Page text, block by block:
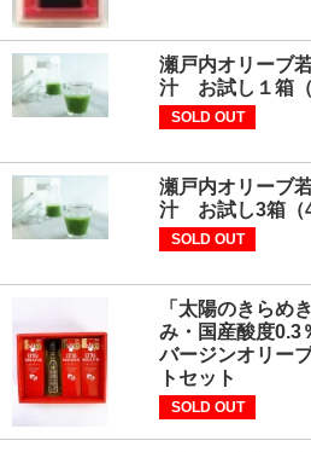
瀬戸内オリーブ
汁 お試し１箱（
SOLD OUT
瀬戸内オリーブ
汁 お試し3箱（
SOLD OUT
「太陽のきらめ
み・国産酸度0.3
バージンオリー
トセット
SOLD OUT